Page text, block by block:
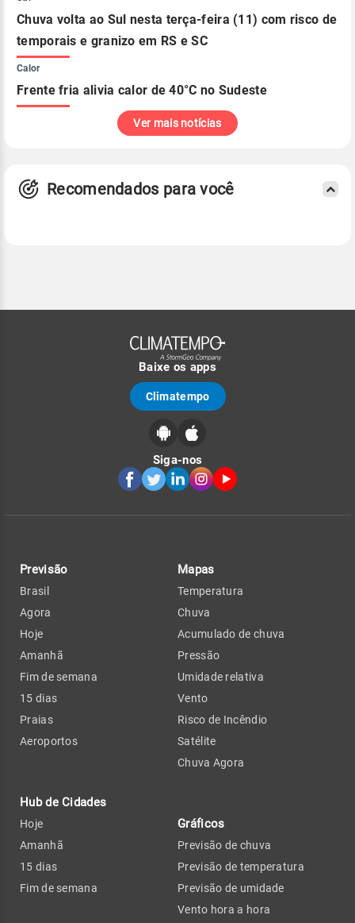
Chuva volta ao Sul nesta terça-feira (11) com risco de
temporais e granizo em RS e SC
Calor
Frente fria alivia calor de 40°C no Sudeste
Ver mais notícias
Recomendados para você
Baixe os apps
Climatempo
Siga-nos
Previsão
Brasil
Agora
Hoje
Amanhã
Fim de semana
15 dias
Praias
Aeroportos
Hub de Cidades
Hoje
Amanhã
15 dias
Fim de semana
Mapas
Temperatura
Chuva
Acumulado de chuva
Pressão
Umidade relativa
Vento
Risco de Incêndio
Satélite
Chuva Agora
Gráficos
Previsão de chuva
Previsão de temperatura
Previsão de umidade
Vento hora a hora